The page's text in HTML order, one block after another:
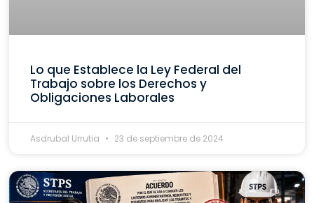
Lo que Establece la Ley Federal del
Trabajo sobre los Derechos y
Obligaciones Laborales
Asdrubal Urrutia 23 de septiembre de 2024